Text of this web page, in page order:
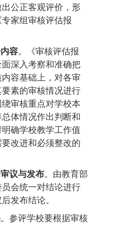
公正客观评价，形
家组审核评估报
容。《审核评估报
深入考察和准确把
容基础上，对各审
素的审核情况进行
审核重点对学校本
体情况作出判断和
确学校教学工作值
改进和必须整改的
议与发布。由教育部
会统一对结论进行
发布结论。
。参评学校要根据审核